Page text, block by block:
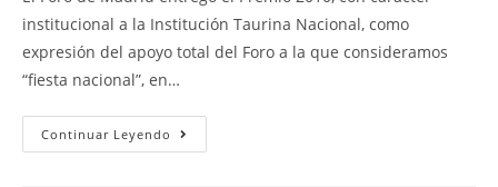
entrada:
entrada:
entrada:
institucional a la Institución Taurina Nacional, como
expresión del apoyo total del Foro a la que consideramos
“fiesta nacional”, en…
Continuar Leyendo Premio
Foro